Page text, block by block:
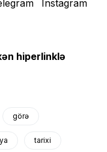
hiperlinklə
görə
tarixi